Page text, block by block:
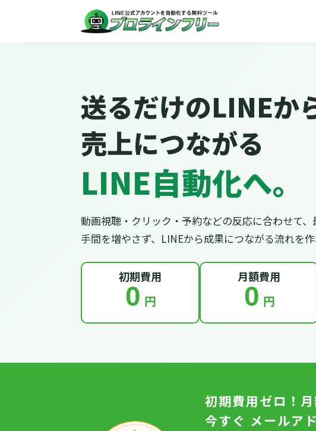
送るだけのLINEか
売上につながる
LINE自動化へ。
動画視聴・クリック・予約などの反応に合わせて
手間を増やさず、LINEから成果につながる流れを作
初期費用
0 円
月額費用
0 円
初期費用ゼロ！
今すぐ メールア